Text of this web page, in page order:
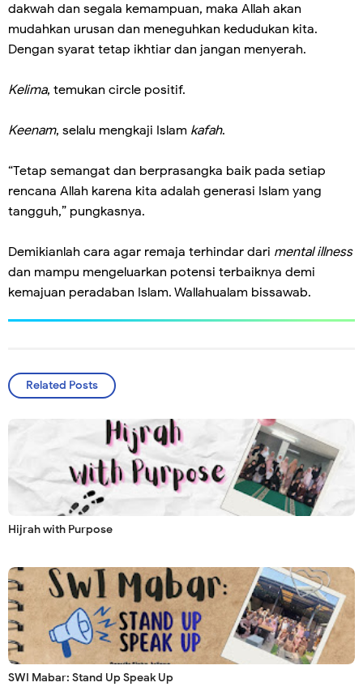
dakwah dan segala kemampuan, maka Allah akan
mudahkan urusan dan meneguhkan kedudukan kita.
Dengan syarat tetap ikhtiar dan jangan menyerah.
Kelima, temukan circle positif.
Keenam, selalu mengkaji Islam kafah.
“Tetap semangat dan berprasangka baik pada setiap
rencana Allah karena kita adalah generasi Islam yang
tangguh,” pungkasnya.
Demikianlah cara agar remaja terhindar dari mental illness
dan mampu mengeluarkan potensi terbaiknya demi
kemajuan peradaban Islam. Wallahualam bissawab.
Related Posts
Hijrah with Purpose
SWI Mabar: Stand Up Speak Up